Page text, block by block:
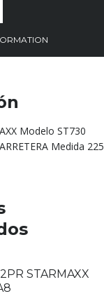
Modelo ST730
Medida 225
STARMAXX